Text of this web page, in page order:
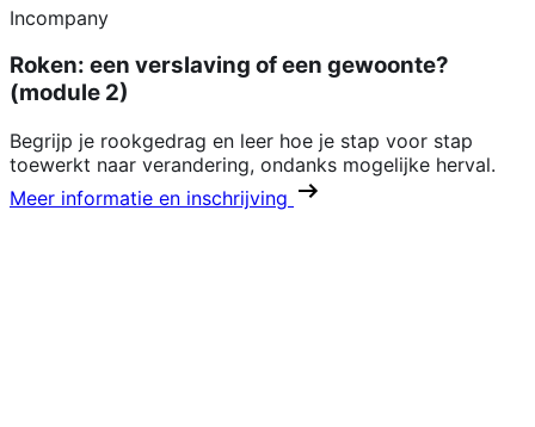
Incompany
Roken: een verslaving of een gewoonte?
(module 2)
Begrijp je rookgedrag en leer hoe je stap voor stap
toewerkt naar verandering, ondanks mogelijke herval.
Meer informatie en inschrijving